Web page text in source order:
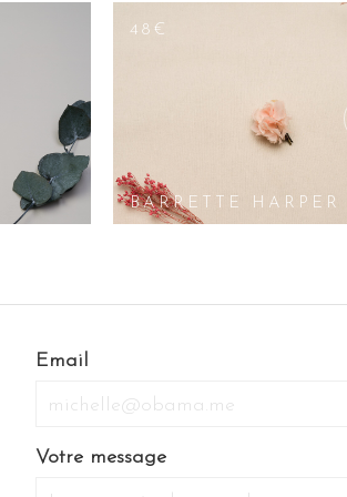
48€
BARRETTE HARPER
If
are
a
Email
Votre message